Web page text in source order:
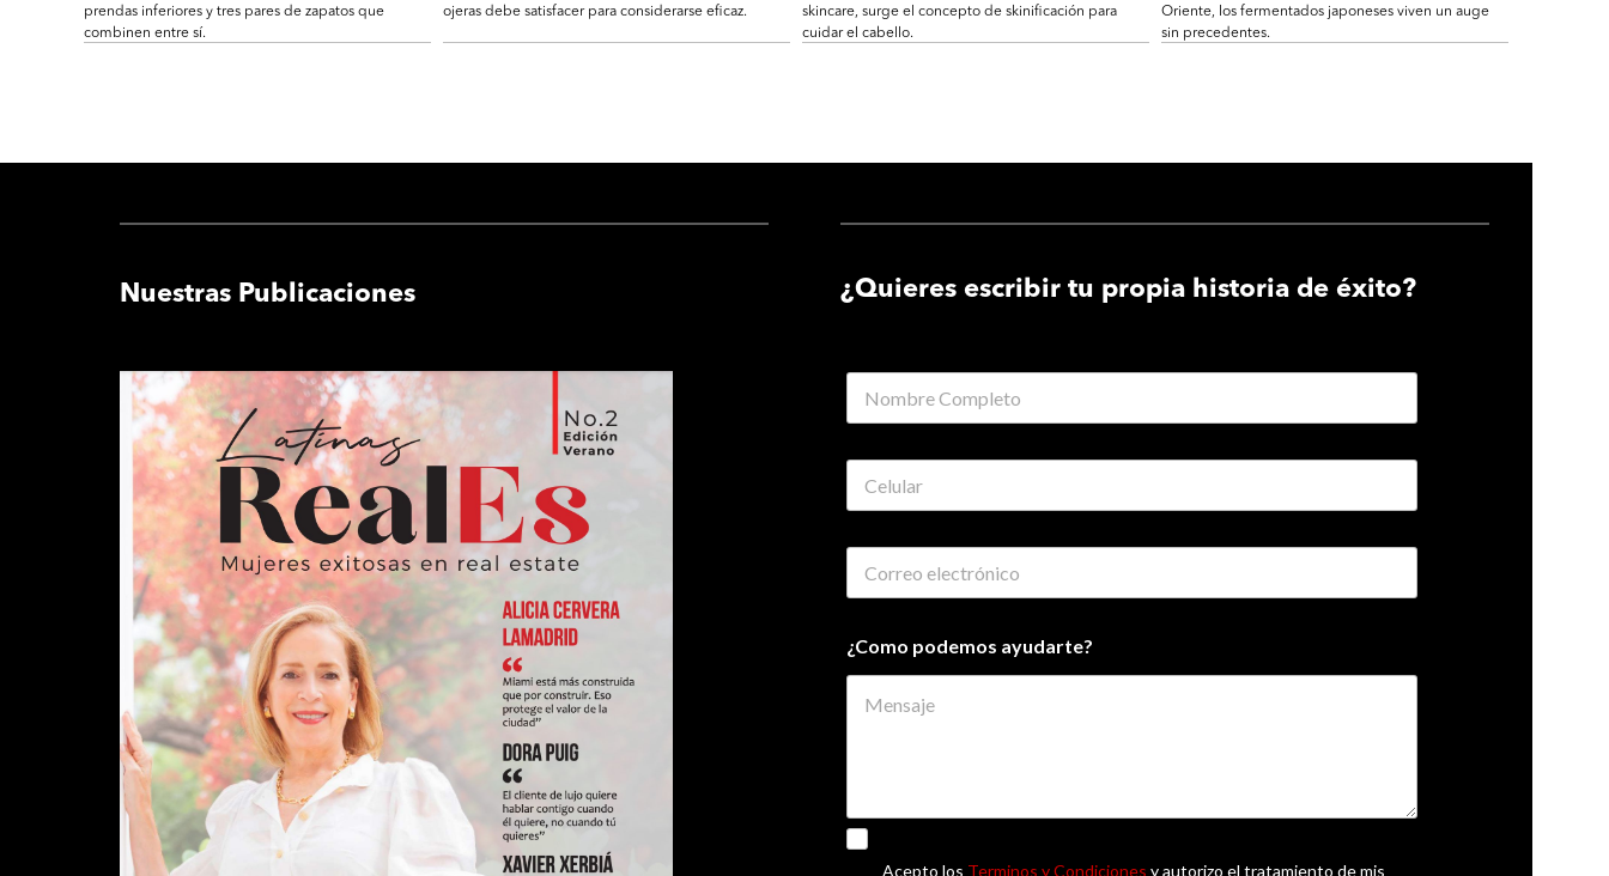
prendas inferiores y tres pares de zapatos que
combinen entre sí.
ojeras debe satisfacer para considerarse eficaz.
skincare, surge el concepto de skinificación para
cuidar el cabello.
Oriente, los fermentados japoneses viven un auge
sin precedentes.
Nuestras Publicaciones ¿Quieres escribir tu propia historia de éxito?
¿Como podemos ayudarte?
Acepto los Terminos y Condiciones y autorizo el tratamiento de mis